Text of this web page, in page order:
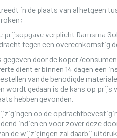
in de plaats van al hetgeen
prijsopgave verplicht Damsma
tegen een overeenkomstig
gegeven door de koper /
dient er binnen 14 dagen een
van de benodigde
wordt gedaan is de kans op prijs
hebben gevonden.
op de
indien en voor zover deze
de wijzigingen zal daarbij